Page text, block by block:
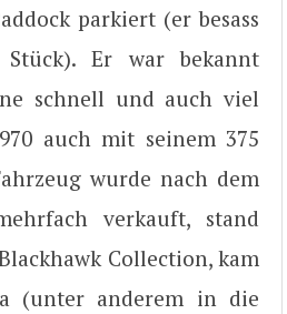
parkiert (er besass
Stück). Er war bekannt
schnell und auch viel
auch mit seinem 375
wurde nach dem
verkauft, stand
Collection, kam
(unter anderem in die